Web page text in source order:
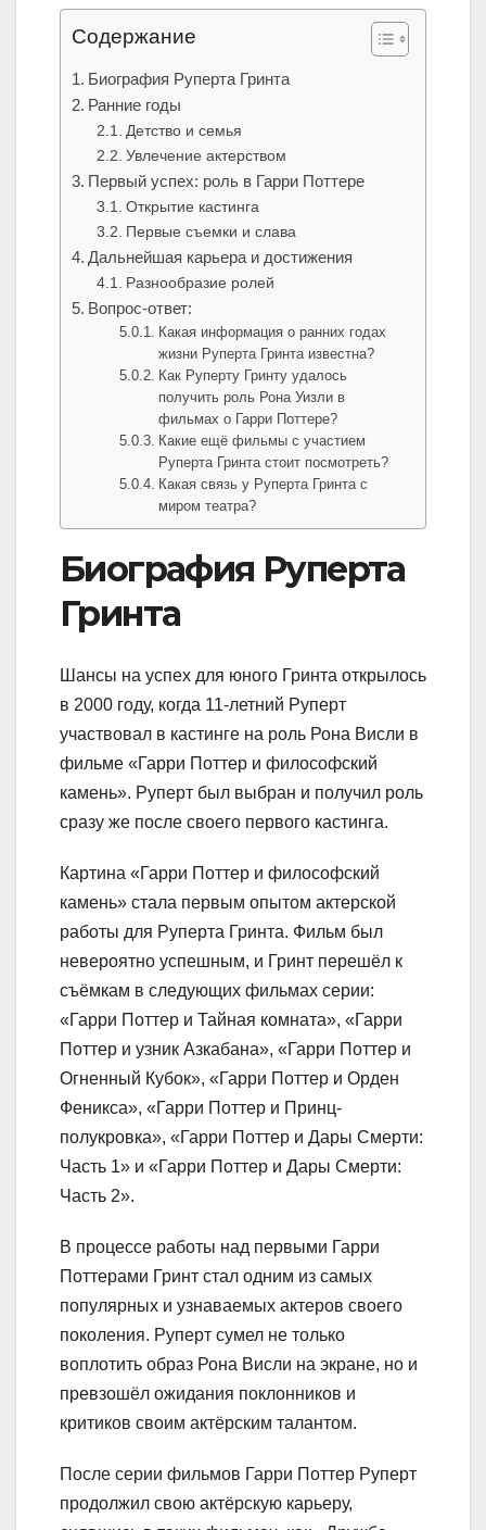
Содержание
Биография Руперта Гринта
Ранние годы
Детство и семья
Увлечение актерством
Первый успех: роль в Гарри Поттере
Открытие кастинга
Первые съемки и слава
Дальнейшая карьера и достижения
Разнообразие ролей
Вопрос-ответ:
Какая информация о ранних годах
жизни Руперта Гринта известна?
Как Руперту Гринту удалось
получить роль Рона Уизли в
фильмах о Гарри Поттере?
Какие ещё фильмы с участием
Руперта Гринта стоит посмотреть?
Какая связь у Руперта Гринта с
миром театра?
Биография Руперта
Гринта
Шансы на успех для юного Гринта открылось
в 2000 году, когда 11-летний Руперт
участвовал в кастинге на роль Рона Висли в
фильме «Гарри Поттер и философский
камень». Руперт был выбран и получил роль
сразу же после своего первого кастинга.
Картина «Гарри Поттер и философский
камень» стала первым опытом актерской
работы для Руперта Гринта. Фильм был
невероятно успешным, и Гринт перешёл к
съёмкам в следующих фильмах серии:
«Гарри Поттер и Тайная комната», «Гарри
Поттер и узник Азкабана», «Гарри Поттер и
Огненный Кубок», «Гарри Поттер и Орден
Феникса», «Гарри Поттер и Принц-
полукровка», «Гарри Поттер и Дары Смерти:
Часть 1» и «Гарри Поттер и Дары Смерти:
Часть 2».
В процессе работы над первыми Гарри
Поттерами Гринт стал одним из самых
популярных и узнаваемых актеров своего
поколения. Руперт сумел не только
воплотить образ Рона Висли на экране, но и
превзошёл ожидания поклонников и
критиков своим актёрским талантом.
После серии фильмов Гарри Поттер Руперт
продолжил свою актёрскую карьеру,